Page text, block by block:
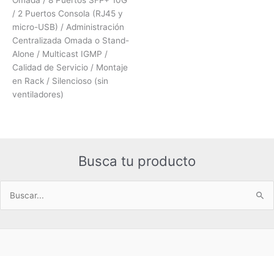
/ 2 Puertos Consola (RJ45 y
micro-USB) / Administración
Centralizada Omada o Stand-
Alone / Multicast IGMP /
Calidad de Servicio / Montaje
en Rack / Silencioso (sin
ventiladores)
Busca tu producto
Buscar
por: